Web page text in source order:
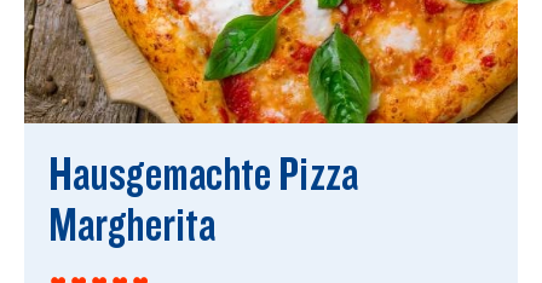
Desserts
Bergbauern Produkte
Vegane Produkte
Rezepte
Schärdinger Foodblog
Hausgemachte Pizza
Margherita